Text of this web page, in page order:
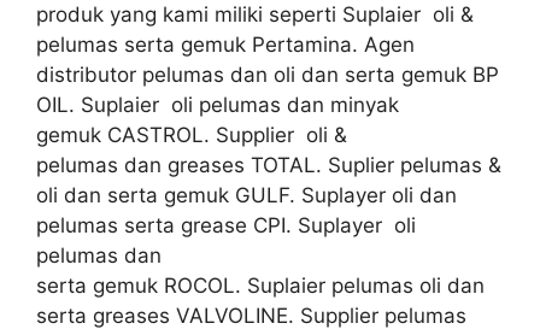
produk yang kami miliki seperti Suplaier oli &
pelumas serta gemuk Pertamina. Agen
distributor pelumas dan oli dan serta gemuk BP
OIL. Suplaier oli pelumas dan minyak
gemuk CASTROL. Supplier oli &
pelumas dan greases TOTAL. Suplier pelumas &
oli dan serta gemuk GULF. Suplayer oli dan
pelumas serta grease CPI. Suplayer oli
pelumas dan
serta gemuk ROCOL. Suplaier pelumas oli dan
serta greases VALVOLINE. Supplier pelumas